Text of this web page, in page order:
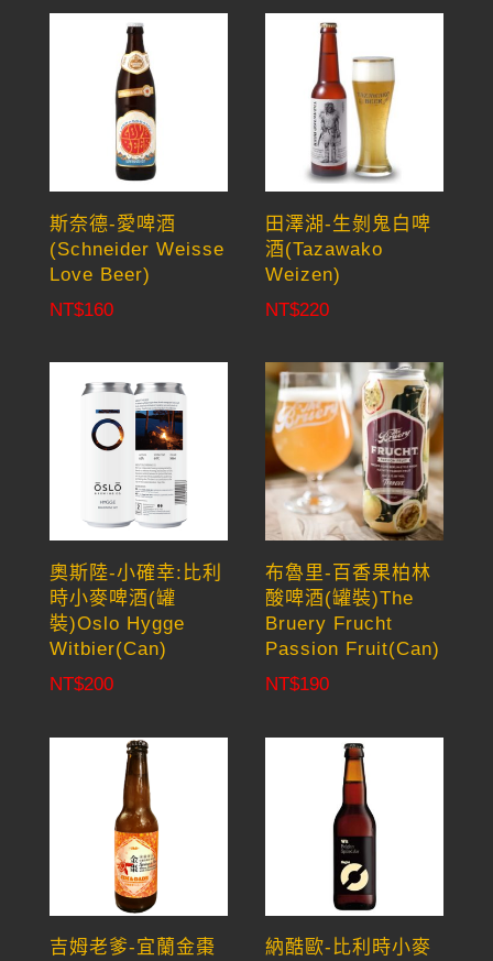
was:
is:
斯奈德-愛啤酒
(Schneider Weisse
Love Beer)
NT$160
田澤湖-生剝鬼白啤
酒(Tazawako
Weizen)
NT$220
奧斯陸-小確幸:比利
時小麥啤酒(罐
裝)Oslo Hygge
Witbier(Can)
NT$200
布魯里-百香果柏林
酸啤酒(罐裝)The
Bruery Frucht
Passion Fruit(Can)
NT$190
吉姆老爹-宜蘭金棗
納酷歐-比利時小麥